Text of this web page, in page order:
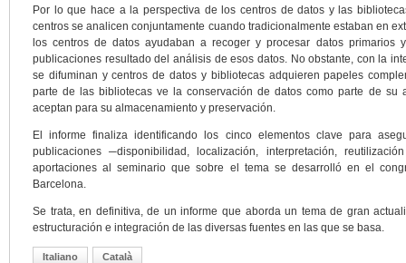
Por lo que hace a la perspectiva de los centros de datos y las
centros se analicen conjuntamente cuando tradicionalmente estaban en
los centros de datos ayudaban a recoger y procesar datos
publicaciones resultado del análisis de esos datos. No obstante, con la
se difuminan y centros de datos y bibliotecas adquieren papeles
parte de las bibliotecas ve la conservación de datos como parte de
aceptan para su almacenamiento y preservación.
El informe finaliza identificando los cinco elementos clave para
publicaciones ─disponibilidad, localización, interpretación,
aportaciones al seminario que sobre el tema se desarrolló en el
Barcelona.
Se trata, en definitiva, de un informe que aborda un tema de gran
estructuración e integración de las diversas fuentes en las que se basa.
Italiano Català